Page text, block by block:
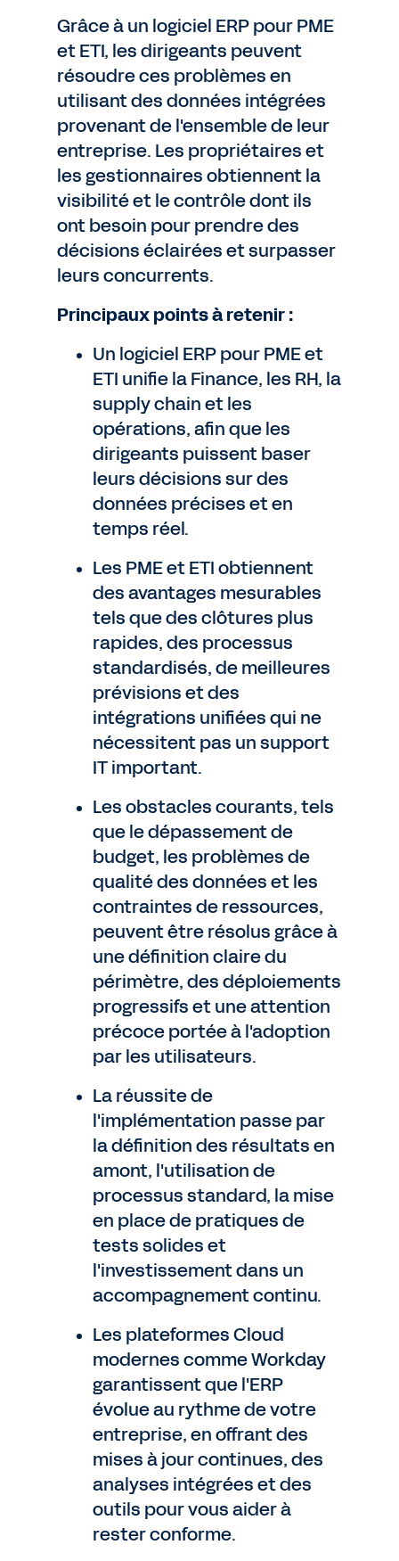
Grâce à un logiciel ERP pour PME
et ETI, les dirigeants peuvent
résoudre ces problèmes en
utilisant des données intégrées
provenant de l'ensemble de leur
entreprise. Les propriétaires et
les gestionnaires obtiennent la
visibilité et le contrôle dont ils
ont besoin pour prendre des
décisions éclairées et surpasser
leurs concurrents.
Principaux points à retenir :
Un logiciel ERP pour PME et
ETI unifie la Finance, les RH, la
supply chain et les
opérations, afin que les
dirigeants puissent baser
leurs décisions sur des
données précises et en
temps réel.
Les PME et ETI obtiennent
des avantages mesurables
tels que des clôtures plus
rapides, des processus
standardisés, de meilleures
prévisions et des
intégrations unifiées qui ne
nécessitent pas un support
IT important.
Les obstacles courants, tels
que le dépassement de
budget, les problèmes de
qualité des données et les
contraintes de ressources,
peuvent être résolus grâce à
une définition claire du
périmètre, des déploiements
progressifs et une attention
précoce portée à l'adoption
par les utilisateurs.
La réussite de
l'implémentation passe par
la définition des résultats en
amont, l'utilisation de
processus standard, la mise
en place de pratiques de
tests solides et
l'investissement dans un
accompagnement continu.
Les plateformes Cloud
modernes comme Workday
garantissent que l'ERP
évolue au rythme de votre
entreprise, en offrant des
mises à jour continues, des
analyses intégrées et des
outils pour vous aider à
rester conforme.